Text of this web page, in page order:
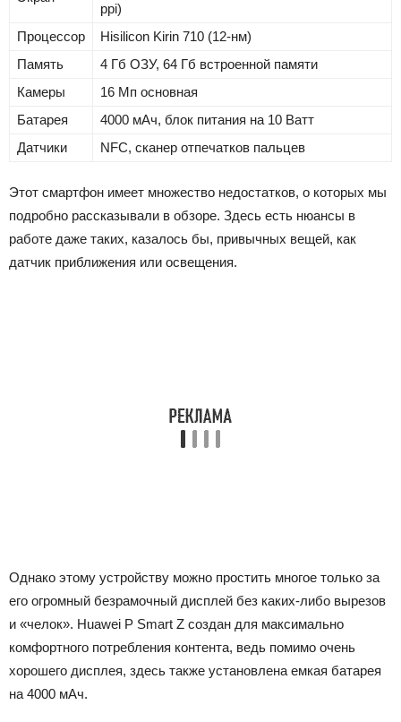
ppi)
Процессор
Hisilicon Kirin 710 (12-нм)
Память
4 Гб ОЗУ, 64 Гб встроенной памяти
Камеры
16 Мп основная
Батарея
4000 мАч, блок питания на 10 Ватт
Датчики
NFC, сканер отпечатков пальцев
Этот смартфон имеет множество недостатков, о которых мы
подробно рассказывали в обзоре. Здесь есть нюансы в
работе даже таких, казалось бы, привычных вещей, как
датчик приближения или освещения.
Однако этому устройству можно простить многое только за
его огромный безрамочный дисплей без каких-либо вырезов
и «челок». Huawei P Smart Z создан для максимально
комфортного потребления контента, ведь помимо очень
хорошего дисплея, здесь также установлена емкая батарея
на 4000 мАч.